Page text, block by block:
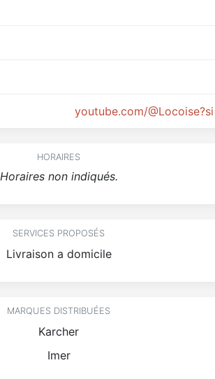
youtube.com/
HORAIRES
Horaires non indiqués.
SERVICES PROPOSÉS
Livraison a domicile
MARQUES DISTRIBUÉES
Karcher
Imer